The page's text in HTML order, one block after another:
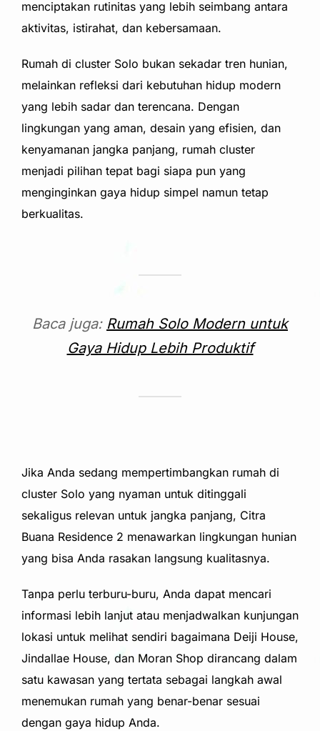
menciptakan rutinitas yang lebih seimbang antara
aktivitas, istirahat, dan kebersamaan.
Rumah di cluster Solo bukan sekadar tren hunian,
melainkan refleksi dari kebutuhan hidup modern
yang lebih sadar dan terencana. Dengan
lingkungan yang aman, desain yang efisien, dan
kenyamanan jangka panjang, rumah cluster
menjadi pilihan tepat bagi siapa pun yang
menginginkan gaya hidup simpel namun tetap
berkualitas.
Baca juga: Rumah Solo Modern untuk
Gaya Hidup Lebih Produktif
Jika Anda sedang mempertimbangkan rumah di
cluster Solo yang nyaman untuk ditinggali
sekaligus relevan untuk jangka panjang, Citra
Buana Residence 2 menawarkan lingkungan hunian
yang bisa Anda rasakan langsung kualitasnya.
Tanpa perlu terburu-buru, Anda dapat mencari
informasi lebih lanjut atau menjadwalkan kunjungan
lokasi untuk melihat sendiri bagaimana Deiji House,
Jindallae House, dan Moran Shop dirancang dalam
satu kawasan yang tertata sebagai langkah awal
menemukan rumah yang benar-benar sesuai
dengan gaya hidup Anda.